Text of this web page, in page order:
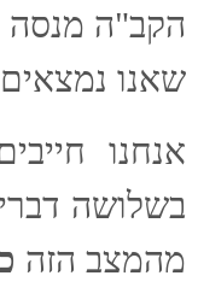
הקב"ה מנסה
שאנו
אנחנו
בשלושה
מהמצב הזה